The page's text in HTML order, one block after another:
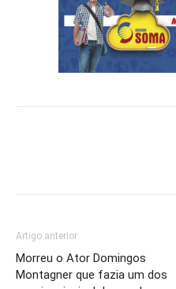
Artigo anterior
Morreu o Ator Domingos
Montagner que fazia um dos